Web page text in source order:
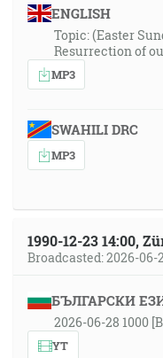
1:17:04
A takto budeme
ENGLISH
Topic: (Easter
Resurrection of
MP3
SWAHILI DRC
MP3
1990-12-23 14:00,
Broadcasted: 2026-06-
БЪЛГАРСКИ
2026-06-28 1000
YT